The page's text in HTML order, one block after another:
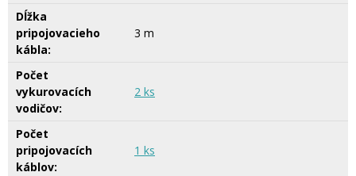
Dĺžka
pripojovacieho
kábla:
3 m
Počet
vykurovacích
vodičov:
2 ks
Počet
pripojovacích
káblov:
1 ks